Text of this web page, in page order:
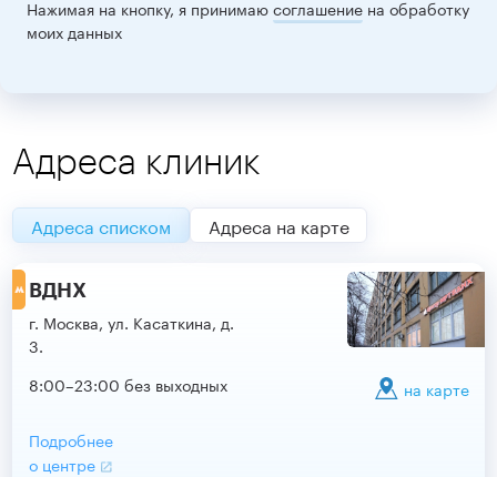
Нажимая на кнопку, я принимаюсоглашение на обработку
моих данных
Адреса клиник
Адреса списком Адреса на карте
ВДНХ
г. Москва, ул. Касаткина, д.
3.
на карте
8:00–23:00 без выходных
Подробнее
о центре